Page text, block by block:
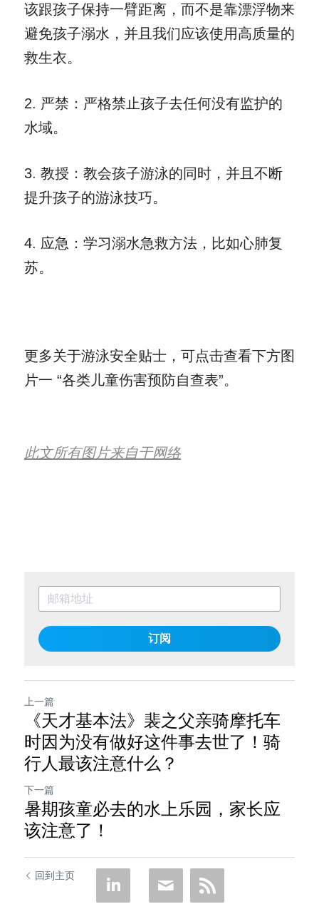
该跟孩子保持一臂距离，而不是靠漂浮物来
避免孩子溺水，并且我们应该使用高质量的
救生衣。
2. 严禁：严格禁止孩子去任何没有监护的
水域。
3. 教授：教会孩子游泳的同时，并且不断
提升孩子的游泳技巧。
4. 应急：学习溺水急救方法，比如心肺复
苏。
更多关于游泳安全贴士，可点击查看下方图
片一 “各类儿童伤害预防自查表”。
此文所有图片来自于网络
订阅
上一篇
《天才基本法》裴之父亲骑摩托车
时因为没有做好这件事去世了！骑
行人最该注意什么？
下一篇
暑期孩童必去的水上乐园，家长应
该注意了！
回到主页